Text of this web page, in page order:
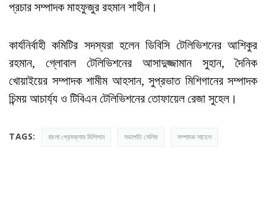
প্রচার সম্পাদক মাহফুজুর রহমান শাহীন।
কার্যনির্বাহী কমিটির সদস্যরা হলেন ডিবিসি টেলিভিশনের আশিকুর
রহমান, গ্লোবাল টেলিভিশনের আসাদুজ্জামান সুহান, দৈনিক
খোয়াইয়ের সম্পাদক শামীম আহসান, সুপ্রভাত মিশিগানের সম্পাদক
চিন্ময় আচার্য্য ও টিবিএন টেলিভিশনের তোফায়েল রেজা সুহেল।
TAGS: বাংলা প্রেসক্লাব মিশিগান সভাপতি সেলিম সম্পাদক সাহেল